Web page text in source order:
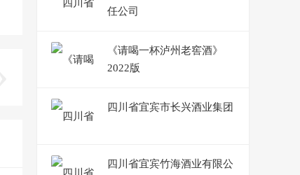
任公司
《请喝一杯泸州老窖酒》
2022版
四川省宜宾市长兴酒业集团
四川省宜宾竹海酒业有限公